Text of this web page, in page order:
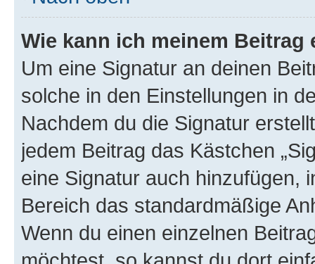
Wie kann ich meinem
Um eine Signatur an deinen
solche in den Einstellungen in
Nachdem du die Signatur
jedem Beitrag das Kästchen
eine Signatur auch hinzufügen,
Bereich das standardmäßige
Wenn du einen einzelnen